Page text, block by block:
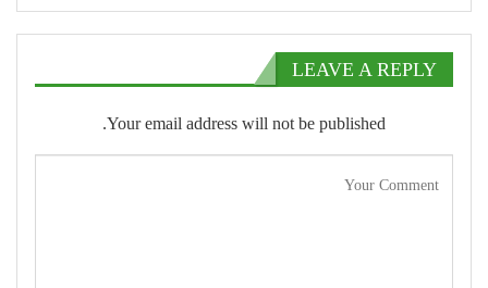
LEAVE A REPLY
Your email address will not be published.